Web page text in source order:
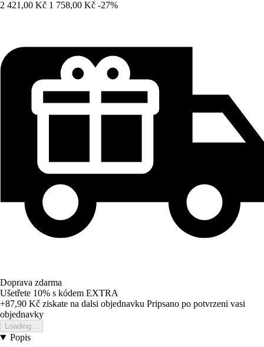
2 421,00 Kč 1 758,00 Kč -27%
Doprava zdarma
Ušetřete 10% s kódem EXTRA
+87,90 Kč ziskate na dalsi objednavku Pripsano po potvrzeni vasi
objednavky
Loading...
Popis